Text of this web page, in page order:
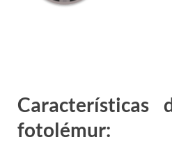
Características
fotolémur: